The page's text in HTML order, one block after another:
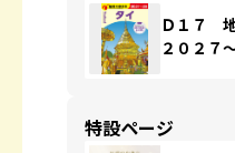
Ｄ１７
２０２７
特設ページ